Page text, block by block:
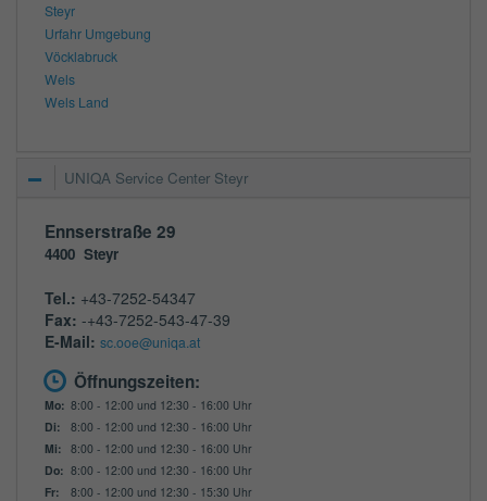
Steyr
Urfahr Umgebung
Vöcklabruck
Wels
Wels Land
UNIQA Service Center Steyr
Ennserstraße 29
4400 Steyr
Tel.: +43-7252-54347
Fax: -+43-7252-543-47-39
E-Mail: sc.ooe@uniqa.at
Öffnungszeiten:
Mo: 8:00 - 12:00 und 12:30 - 16:00 Uhr
Di:
8:00 - 12:00 und 12:30 - 16:00 Uhr
Mi: 8:00 - 12:00 und 12:30 - 16:00 Uhr
Do: 8:00 - 12:00 und 12:30 - 16:00 Uhr
Fr:
8:00 - 12:00 und 12:30 - 15:30 Uhr